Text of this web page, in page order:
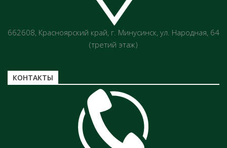
662608, Красноярский край, г. Минусинск, ул. Народная, 64
(третий этаж)
КОНТАКТЫ